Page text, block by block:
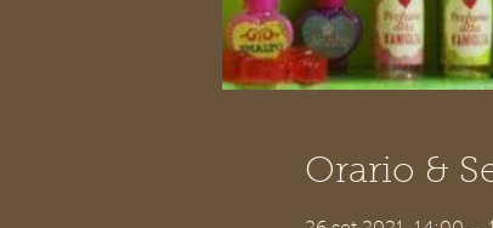
Orario &